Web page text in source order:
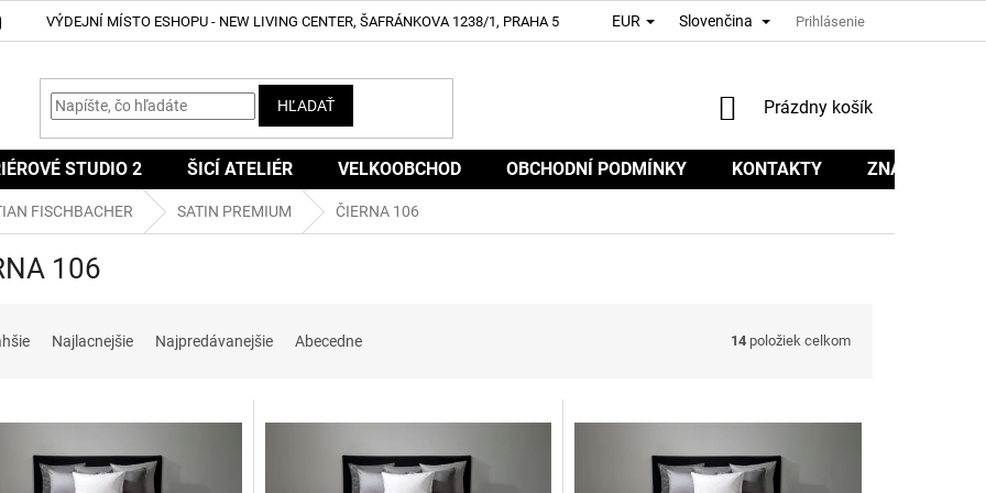
VÝDEJNÍ MÍSTO ESHOPU - NEW LIVING CENTER, ŠAFRÁNKOVA 1238/1, PRAHA 5 EUR Slovenčina Prihlásenie
HĽADAŤ
NÁKUPNÝ
Prázdny košík
STUDIO 2 ŠICÍ ATELIÉR VELKOOBCHOD OBCHODNÍ PODMÍNKY KONTAKTY ZNAČKY
FISCHBACHER SATIN PREMIUM ČIERNA 106
106
Najlacnejšie Najpredávanejšie Abecedne 14 položiek celkom